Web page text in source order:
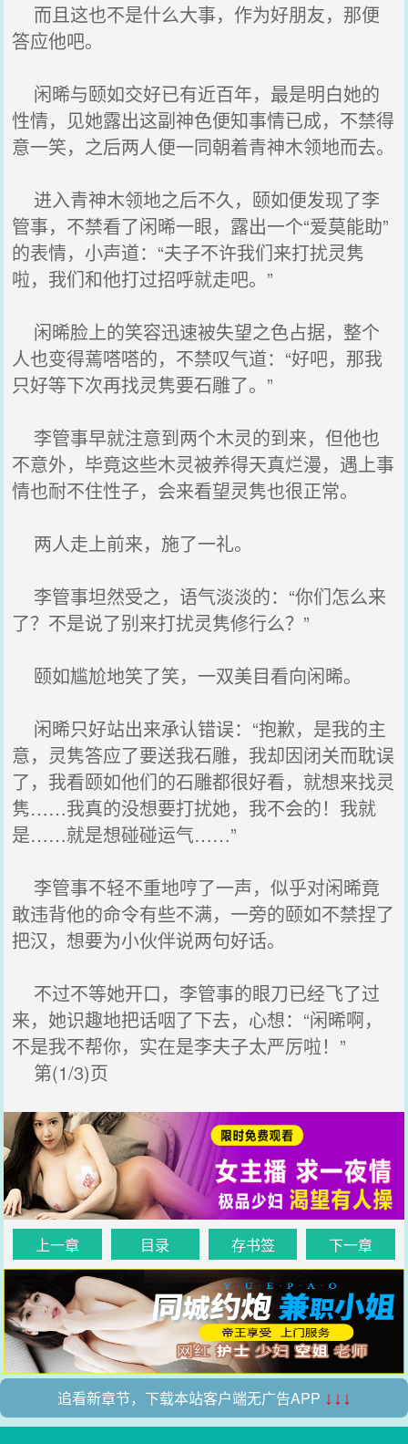
而且这也不是什么大事，作为好朋友，那便
答应他吧。
闲晞与颐如交好已有近百年，最是明白她的
性情，见她露出这副神色便知事情已成，不禁得
意一笑，之后两人便一同朝着青神木领地而去。
进入青神木领地之后不久，颐如便发现了李
管事，不禁看了闲晞一眼，露出一个“爱莫能助”
的表情，小声道：“夫子不许我们来打扰灵隽
啦，我们和他打过招呼就走吧。”
闲晞脸上的笑容迅速被失望之色占据，整个
人也变得蔫嗒嗒的，不禁叹气道：“好吧，那我
只好等下次再找灵隽要石雕了。”
李管事早就注意到两个木灵的到来，但他也
不意外，毕竟这些木灵被养得天真烂漫，遇上事
情也耐不住性子，会来看望灵隽也很正常。
两人走上前来，施了一礼。
李管事坦然受之，语气淡淡的：“你们怎么来
了？不是说了别来打扰灵隽修行么？”
颐如尴尬地笑了笑，一双美目看向闲晞。
闲晞只好站出来承认错误：“抱歉，是我的主
意，灵隽答应了要送我石雕，我却因闭关而耽误
了，我看颐如他们的石雕都很好看，就想来找灵
隽……我真的没想要打扰她，我不会的！我就
是……就是想碰碰运气……”
李管事不轻不重地哼了一声，似乎对闲晞竟
敢违背他的命令有些不满，一旁的颐如不禁捏了
把汉，想要为小伙伴说两句好话。
不过不等她开口，李管事的眼刀已经飞了过
来，她识趣地把话咽了下去，心想：“闲晞啊，
不是我不帮你，实在是李夫子太严厉啦！”
第(1/3)页
上一章 目录 存书签 下一章
追看新章节，下载本站客户端无广告APP ↓↓↓